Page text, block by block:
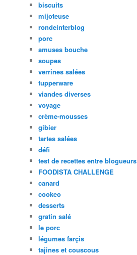
biscuits
mijoteuse
rondeinterblog
porc
amuses bouche
soupes
verrines salées
tupperware
viandes diverses
voyage
crème-mousses
gibier
tartes salées
défi
test de recettes entre blogueurs
FOODISTA CHALLENGE
canard
cookeo
desserts
gratin salé
le porc
légumes farçis
tajines et couscous